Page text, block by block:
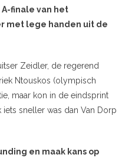
finale van het
met lege handen uit de
Zeidler, de regerend
Ntouskos (olympisch
maar kon in de eindsprint
sneller was dan Van Dorp
en maak kans op